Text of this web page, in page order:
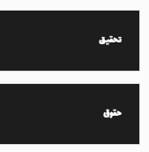
تحقيق
حقوق